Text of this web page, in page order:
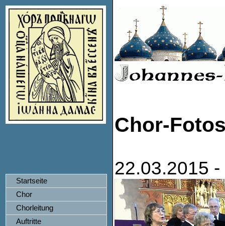
Startseite
Chor
Chorleitung
Auftritte
Chor-
22.03.2015